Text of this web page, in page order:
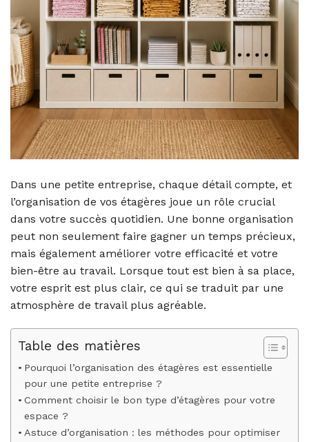
Dans une petite entreprise, chaque détail compte, et
l’organisation de vos étagères joue un rôle crucial
dans votre succès quotidien. Une bonne organisation
peut non seulement faire gagner un temps précieux,
mais également améliorer votre efficacité et votre
bien-être au travail. Lorsque tout est bien à sa place,
votre esprit est plus clair, ce qui se traduit par une
atmosphère de travail plus agréable.
Table des matières
Pourquoi l’organisation des étagères est essentielle
pour une petite entreprise ?
Comment choisir le bon type d’étagères pour votre
espace ?
Astuce d’organisation : les méthodes pour optimiser